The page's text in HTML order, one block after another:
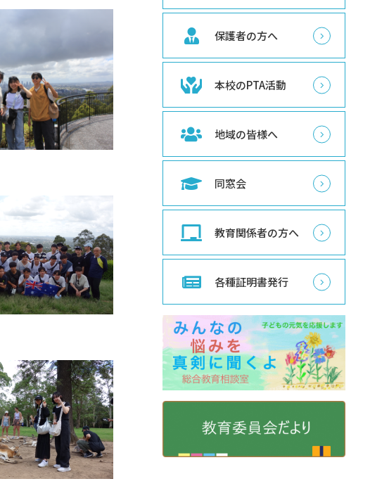
保護者の方へ
本校のPTA活動
地域の皆様へ
同窓会
教育関係者の方へ
各種証明書発行